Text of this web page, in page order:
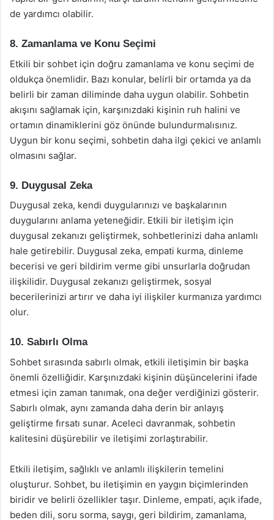
de yardımcı olabilir.
8. Zamanlama ve Konu Seçimi
Etkili bir sohbet için doğru zamanlama ve konu seçimi de
oldukça önemlidir. Bazı konular, belirli bir ortamda ya da
belirli bir zaman diliminde daha uygun olabilir. Sohbetin
akışını sağlamak için, karşınızdaki kişinin ruh halini ve
ortamın dinamiklerini göz önünde bulundurmalısınız.
Uygun bir konu seçimi, sohbetin daha ilgi çekici ve anlamlı
olmasını sağlar.
9. Duygusal Zeka
Duygusal zeka, kendi duygularınızı ve başkalarının
duygularını anlama yeteneğidir. Etkili bir iletişim için
duygusal zekanızı geliştirmek, sohbetlerinizi daha anlamlı
hale getirebilir. Duygusal zeka, empati kurma, dinleme
becerisi ve geri bildirim verme gibi unsurlarla doğrudan
ilişkilidir. Duygusal zekanızı geliştirmek, sosyal
becerilerinizi artırır ve daha iyi ilişkiler kurmanıza yardımcı
olur.
10. Sabırlı Olma
Sohbet sırasında sabırlı olmak, etkili iletişimin bir başka
önemli özelliğidir. Karşınızdaki kişinin düşüncelerini ifade
etmesi için zaman tanımak, ona değer verdiğinizi gösterir.
Sabırlı olmak, aynı zamanda daha derin bir anlayış
geliştirme fırsatı sunar. Aceleci davranmak, sohbetin
kalitesini düşürebilir ve iletişimi zorlaştırabilir.
Etkili iletişim, sağlıklı ve anlamlı ilişkilerin temelini
oluşturur. Sohbet, bu iletişimin en yaygın biçimlerinden
biridir ve belirli özellikler taşır. Dinleme, empati, açık ifade,
beden dili, soru sorma, saygı, geri bildirim, zamanlama,